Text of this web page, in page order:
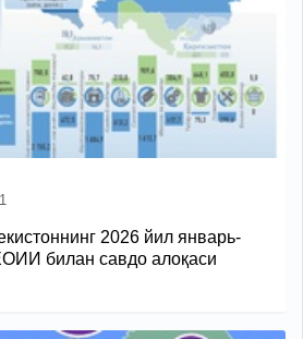
2026 йил январь-
билан савдо алоқаси